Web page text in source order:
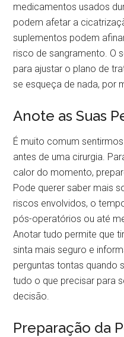
medicamentos usados
podem afetar a
suplementos podem
risco de sangramento. O
para ajustar o plano de
se esqueça de nada, por
Anote as Suas
É muito comum
antes de uma cirurgia.
calor do momento,
Pode querer saber mais
riscos envolvidos, o
pós-operatórios ou até
Anotar tudo permite que
sinta mais seguro e
perguntas tontas quando
tudo o que precisar para
decisão.
Preparação da